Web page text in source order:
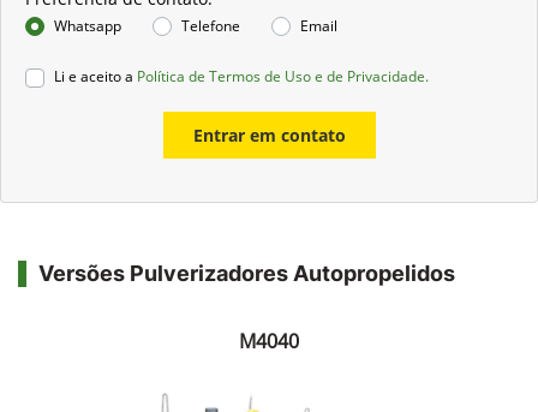
Whatsapp Telefone Email
Li e aceito a Política de Termos de Uso e de Privacidade.
Entrar em contato
Versões Pulverizadores Autopropelidos
M4040